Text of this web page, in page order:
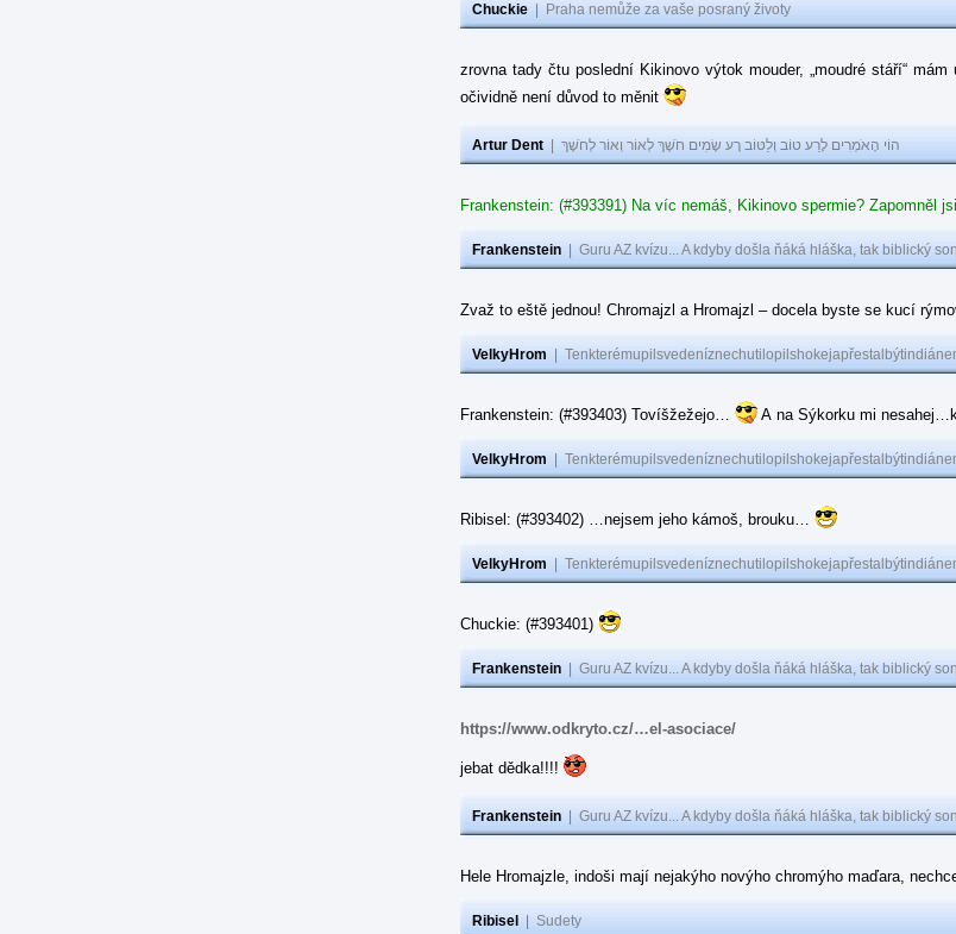
Chuckie Praha nemůže za vaše posraný životy
zrovna tady čtu poslední Kikinovo výtok mouder, „moudré stáří“
očividně není důvod to měnit
Artur Dent הוֹי הָאֹמְרִים לָרַע טוֹב וְלַטּוֹב רָע שָׂמִים חֹשֶׁךְ לְאוֹר וְאוֹר לְחֹשֶׁךְ
Frankenstein: (#393391) Na víc nemáš, Kikinovo spermie? Zapomněl
Frankenstein Guru AZ kvízu... A kdyby došla ňáká hláška, tak biblický
Zvaž to eště jednou! Chromajzl a Hromajzl – docela byste se kucí
VelkyHrom
Frankenstein: (#393403) Tovíšžežejo… A na Sýkorku mi
VelkyHrom
Ribisel: (#393402) …nejsem jeho kámoš, brouku…
VelkyHrom
Chuckie: (#393401)
Frankenstein Guru AZ kvízu... A kdyby došla ňáká hláška, tak biblický
https://www.odkryto.cz/…el-asociace/
jebat dědka!!!!
Frankenstein Guru AZ kvízu... A kdyby došla ňáká hláška, tak biblický
Hele Hromajzle, indoši mají nejakýho novýho chromýho maďara,
Ribisel Sudety